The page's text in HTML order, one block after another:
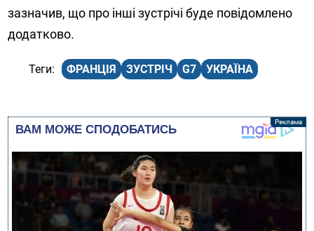
зазначив, що про інші зустрічі буде повідомлено
додатково.
ФРАНЦІЯ ЗУСТРІЧ G7 УКРАЇНА